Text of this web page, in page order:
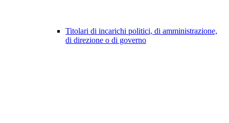
Titolari di incarichi politici, di amministrazione,
di direzione o di governo